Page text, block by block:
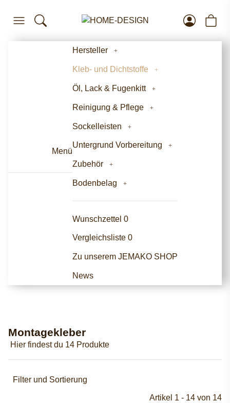
Menü
Hersteller
Kleb- und Dichtstoffe
Öl, Lack & Fugenkitt
Reinigung & Pflege
Sockelleisten
Untergrund Vorbereitung
Zubehör
Bodenbelag
Wunschzettel 0
Vergleichsliste 0
Zu unserem JEMAKO SHOP
News
Montagekleber
Hier findest du 14 Produkte
Filter und Sortierung
Artikel 1 - 14 von 14